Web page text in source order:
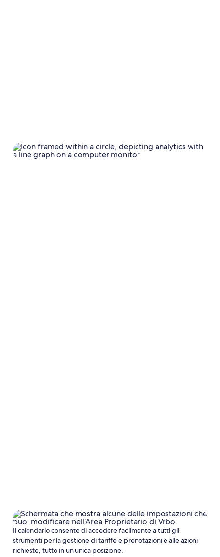
Il calendario consente di accedere facilmente a tutti gli
strumenti per la gestione di tariffe e prenotazioni e alle azioni
richieste, tutto in un’unica posizione.